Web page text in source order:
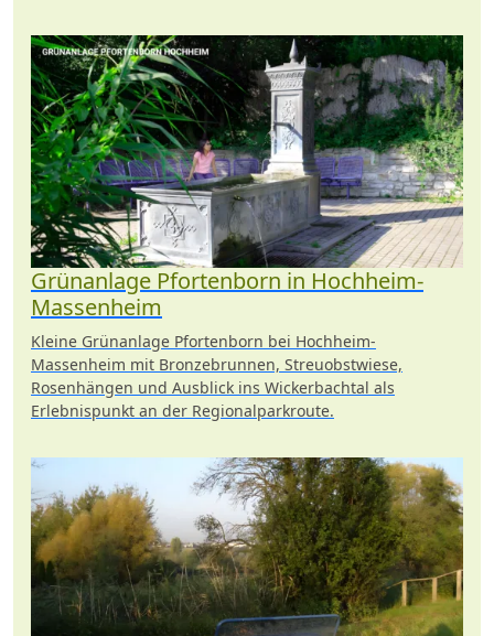
Grünanlage Pfortenborn in Hochheim-
Massenheim
Kleine Grünanlage Pfortenborn bei Hochheim-
Massenheim mit Bronzebrunnen, Streuobstwiese,
Rosenhängen und Ausblick ins Wickerbachtal als
Erlebnispunkt an der Regionalparkroute.